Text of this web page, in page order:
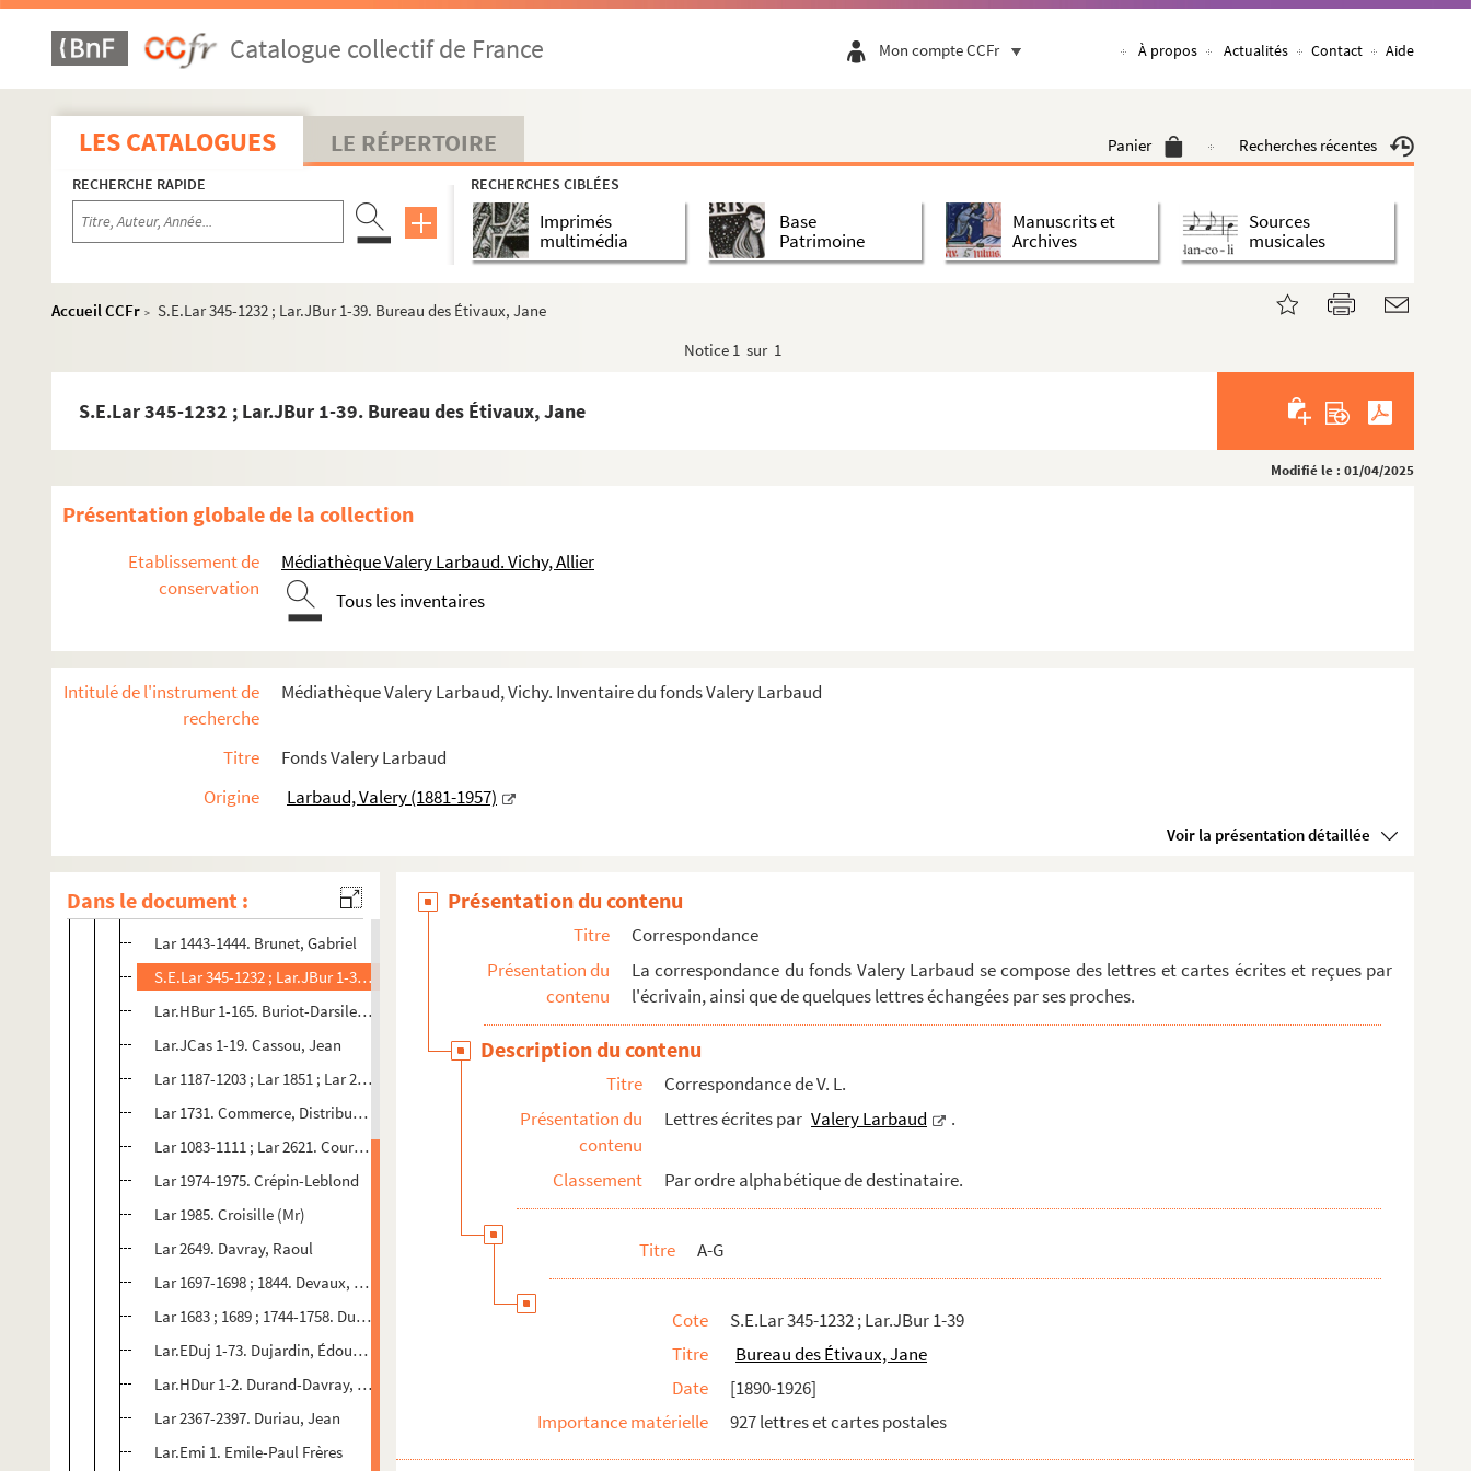
Catalogue collectif de France Mon compte CCFr À propos Actualités Contact Aide
LES CATALOGUES LE RÉPERTOIRE Panier Recherches récentes
RECHERCHE RAPIDE RECHERCHES CIBLÉES
Imprimés
multimédia
Base
Patrimoine
Manuscrits et
Archives
Sources
musicales
Accueil CCFr > S.E.Lar 345-1232 ; Lar.JBur 1-39. Bureau des Étivaux, Jane
Notice 1 sur 1
S.E.Lar 345-1232 ; Lar.JBur 1-39. Bureau des Étivaux, Jane
Modifié le : 01/04/2025
Présentation globale de la collection
Etablissement de
conservation
Médiathèque Valery Larbaud. Vichy, Allier
Tous les inventaires
Intitulé de l'instrument de
recherche
Médiathèque Valery Larbaud, Vichy. Inventaire du fonds Valery Larbaud
Titre
Fonds Valery Larbaud
Origine
Larbaud, Valery (1881-1957)
Voir la présentation détaillée
Dans le document :
Productions littéraires
Productions littéraires de tiers
Correspondance
Correspondance de V. L.
Lar 2620. Action Française (périodique)
Lar.PAel 1-48. Aelberts, Pierre
Lar 1612. Aubergier, Jean-Baptiste
Lar 1144. Bataillon, Marcel
Lar 1679. Bédarida, Henri
Lar 1969. La Bouteille à la mer (périodique)
Lar 1443-1444. Brunet, Gabriel
S.E.Lar 345-1232 ; Lar.JBur 1-39. Bureau des Étivaux, Jane
Lar.HBur 1-165. Buriot-Darsiles, Henri
Lar.JCas 1-19. Cassou, Jean
Lar 1187-1203 ; Lar 1851 ; Lar 2625 ; Mss CXCIII, f° 1-11. Champion, Édouard
Lar 1731. Commerce, Distributeurs de
Lar 1083-1111 ; Lar 2621. Courtois-Suffit, Maurice
Lar 1974-1975. Crépin-Leblond
Lar 1985. Croisille (Mr)
Lar 2649. Davray, Raoul
Lar 1697-1698 ; 1844. Devaux, Paul
Lar 1683 ; 1689 ; 1744-1758. Du Bos, Charles
Lar.EDuj 1-73. Dujardin, Édouard
Lar.HDur 1-2. Durand-Davray, Henry
Lar 2367-2397. Duriau, Jean
Lar.Emi 1. Emile-Paul Frères
Présentation du contenu
Titre
Correspondance
Présentation du
contenu
La correspondance du fonds Valery Larbaud se compose des lettres et cartes écrites et reçues par
l'écrivain, ainsi que de quelques lettres échangées par ses proches.
Description du contenu
Titre
Correspondance de V. L.
Présentation du
contenu
Lettres écrites par Valery Larbaud .
Classement Par ordre alphabétique de destinataire.
Titre A-G
Cote
S.E.Lar 345-1232 ; Lar.JBur 1-39
Titre
Bureau des Étivaux, Jane
Date
[1890-1926]
Importance matérielle
927 lettres et cartes postales